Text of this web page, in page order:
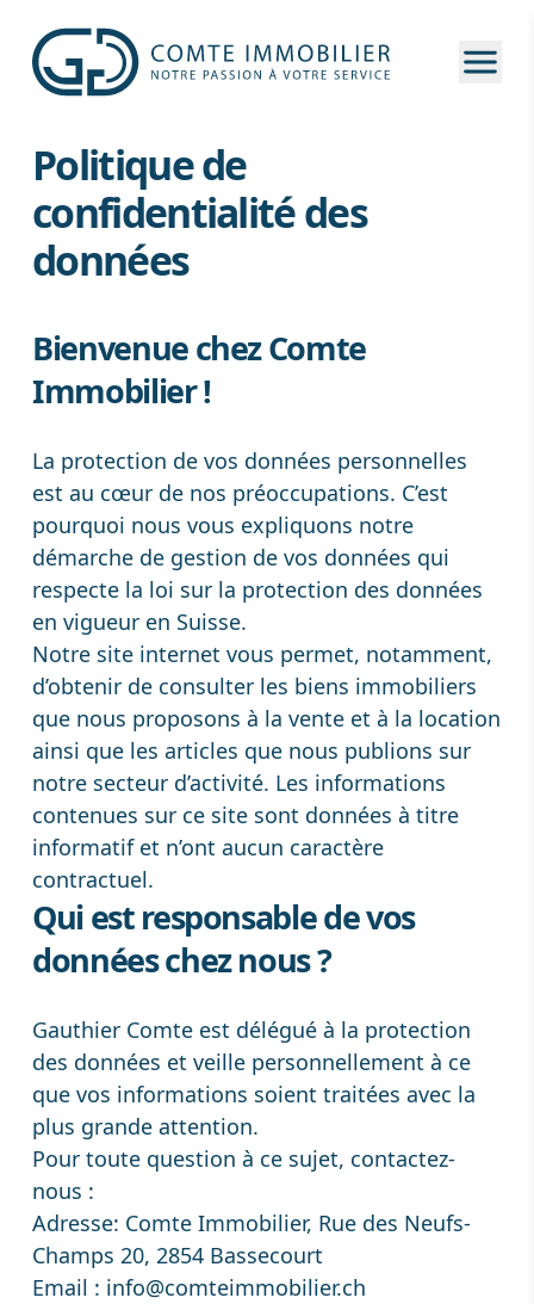
Politique de
confidentialité des
données
Bienvenue chez Comte
Immobilier !
La protection de vos données personnelles
est au cœur de nos préoccupations. C’est
pourquoi nous vous expliquons notre
démarche de gestion de vos données qui
respecte la loi sur la protection des données
en vigueur en Suisse.
Notre site internet vous permet, notamment,
d’obtenir de consulter les biens immobiliers
que nous proposons à la vente et à la location
ainsi que les articles que nous publions sur
notre secteur d’activité. Les informations
contenues sur ce site sont données à titre
informatif et n’ont aucun caractère
contractuel.
Qui est responsable de vos
données chez nous ?
Gauthier Comte est délégué à la protection
des données et veille personnellement à ce
que vos informations soient traitées avec la
plus grande attention.
Pour toute question à ce sujet, contactez-
nous :
Adresse: Comte Immobilier, Rue des Neufs-
Champs 20, 2854 Bassecourt
Email : info@comteimmobilier.ch